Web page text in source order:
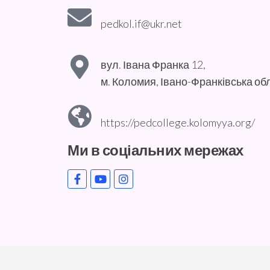
pedkol.if@ukr.net
вул. Івана Франка 12,
м. Коломия, Івано-Франківська
https://pedcollege.kolomyya.org/
Ми в соціальних мережах